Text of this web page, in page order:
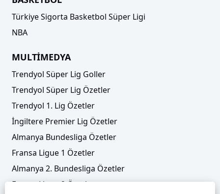
Türkiye Sigorta Basketbol Süper Ligi
NBA
MULTİMEDYA
Trendyol Süper Lig Goller
Trendyol Süper Lig Özetler
Trendyol 1. Lig Özetler
İngiltere Premier Lig Özetler
Almanya Bundesliga Özetler
Fransa Ligue 1 Özetler
Almanya 2. Bundesliga Özetler
Fransa Ligue 2 Özetler